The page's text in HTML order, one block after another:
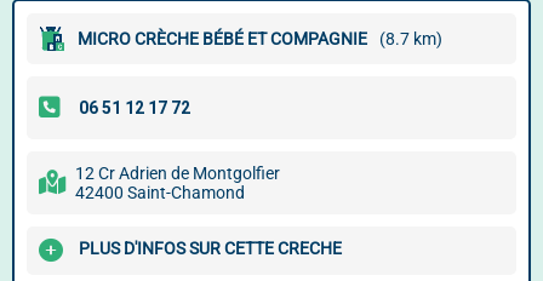
MICRO CRÈCHE BÉBÉ ET COMPAGNIE (8.7 km)
12 Cr Adrien de Montgolfier
42400 Saint-Chamond
PLUS D'INFOS SUR CETTE CRECHE